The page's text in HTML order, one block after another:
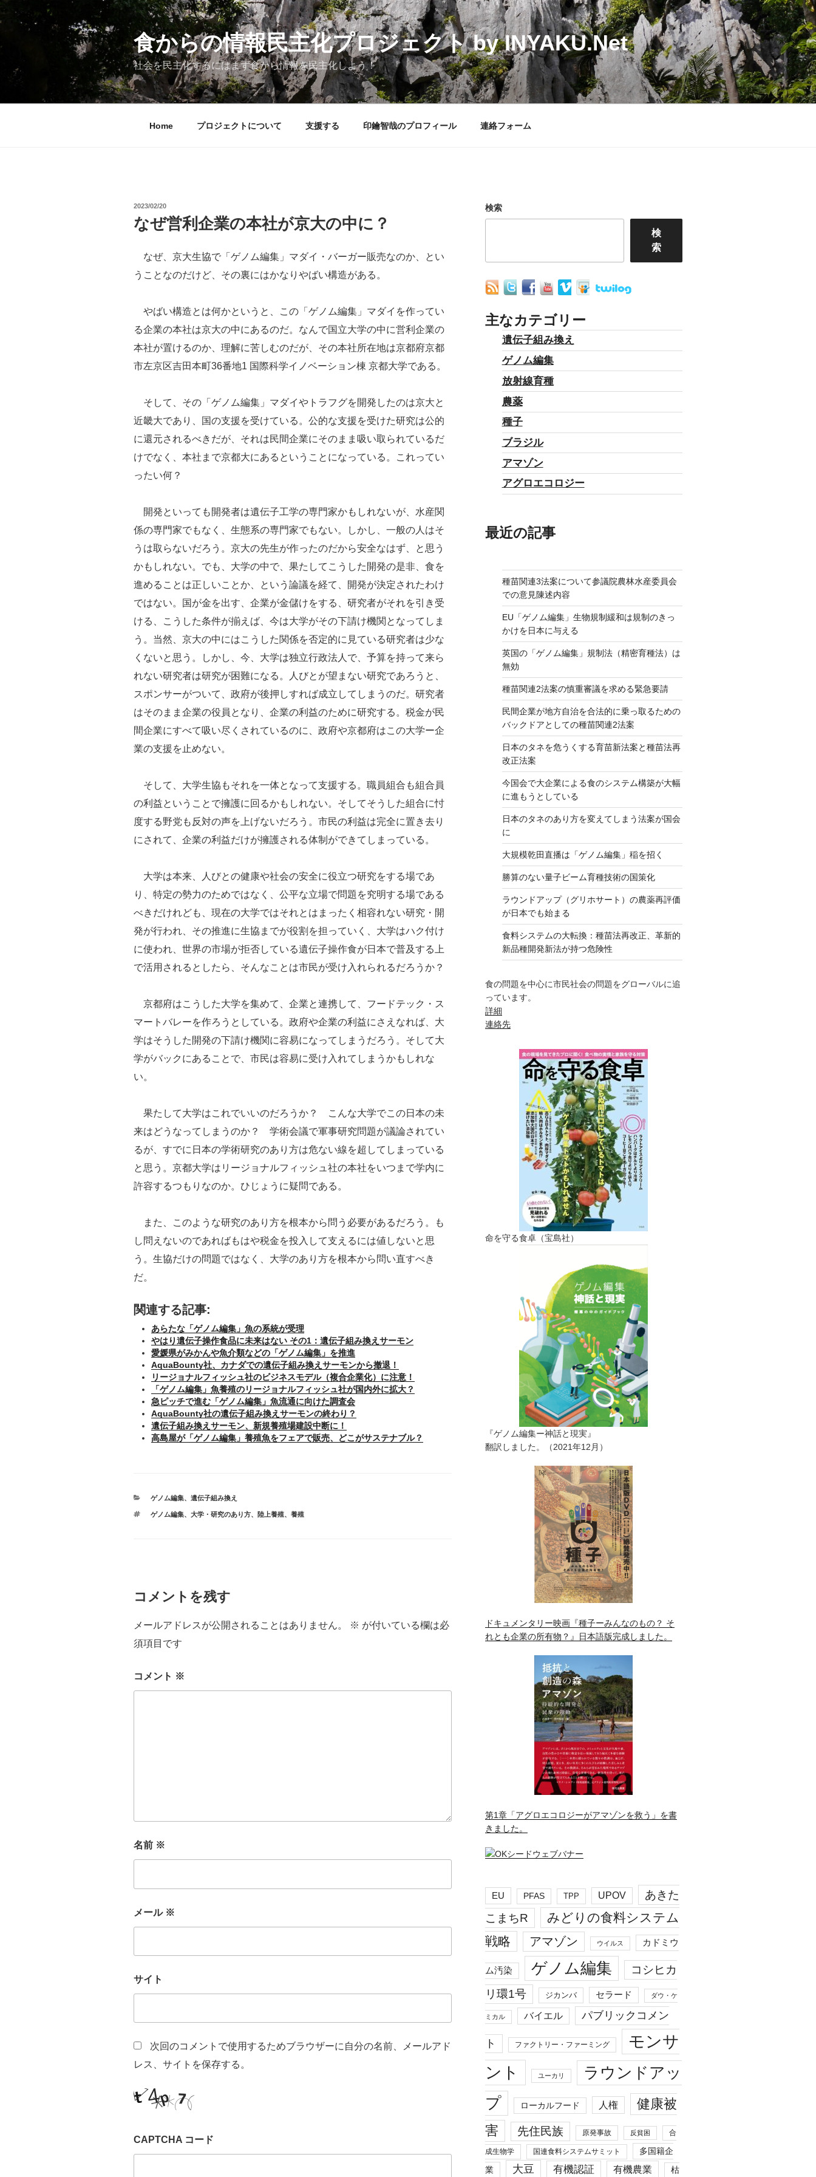
ン
ン
食からの情報民主化プロジェクト by INYAKU.Net
社会を民主化するにはまず食から情報を民主化しよう！
Home プロジェクトについて 支援する 印鑰智哉のプロフィール 連絡フォーム
投
稿
日:
2023/02/20
なぜ営利企業の本社が京大の中に？
なぜ、京大生協で「ゲノム編集」マダイ・バーガー販売なのか、とい
うことなのだけど、その裏にはかなりやばい構造がある。
やばい構造とは何かというと、この「ゲノム編集」マダイを作ってい
る企業の本社は京大の中にあるのだ。なんで国立大学の中に営利企業の
本社が置けるのか、理解に苦しむのだが、その本社所在地は京都府京都
市左京区吉田本町36番地1 国際科学イノベーション棟 京都大学である。
そして、その「ゲノム編集」マダイやトラフグを開発したのは京大と
近畿大であり、国の支援を受けている。公的な支援を受けた研究は公的
に還元されるべきだが、それは民間企業にそのまま吸い取られているだ
けでなく、本社まで京都大にあるということになっている。これってい
ったい何？
開発といっても開発者は遺伝子工学の専門家かもしれないが、水産関
係の専門家でもなく、生態系の専門家でもない。しかし、一般の人はそ
うは取らないだろう。京大の先生が作ったのだから安全なはず、と思う
かもしれない。でも、大学の中で、果たしてこうした開発の是非、食を
進めることは正しいことか、という論議を経て、開発が決定されたわけ
ではない。国が金を出す、企業が金儲けをする、研究者がそれを引き受
ける、こうした条件が揃えば、今は大学がその下請け機関となってしま
う。当然、京大の中にはこうした関係を否定的に見ている研究者は少な
くないと思う。しかし、今、大学は独立行政法人で、予算を持って来ら
れない研究者は研究が困難になる。人びとが望まない研究であろうと、
スポンサーがついて、政府が後押しすれば成立してしまうのだ。研究者
はそのまま企業の役員となり、企業の利益のために研究する。税金が民
間企業にすべて吸い尽くされているのに、政府や京都府はこの大学ー企
業の支援を止めない。
そして、大学生協もそれを一体となって支援する。職員組合も組合員
の利益ということで擁護に回るかもしれない。そしてそうした組合に忖
度する野党も反対の声を上げないだろう。市民の利益は完全に置き去り
にされて、企業の利益だけが擁護される体制ができてしまっている。
大学は本来、人びとの健康や社会の安全に役立つ研究をする場であ
り、特定の勢力のためではなく、公平な立場で問題を究明する場である
べきだけれども、現在の大学ではそれとはまったく相容れない研究・開
発が行われ、その推進に生協までが役割を担っていく、大学はハク付け
に使われ、世界の市場が拒否している遺伝子操作食が日本で普及する上
で活用されるとしたら、そんなことは市民が受け入れられるだろうか？
京都府はこうした大学を集めて、企業と連携して、フードテック・ス
マートバレーを作ろうとしている。政府や企業の利益にさえなれば、大
学はそうした開発の下請け機関に容易になってしまうだろう。そして大
学がバックにあることで、市民は容易に受け入れてしまうかもしれな
い。
果たして大学はこれでいいのだろうか？ こんな大学でこの日本の未
来はどうなってしまうのか？ 学術会議で軍事研究問題が議論されてい
るが、すでに日本の学術研究のあり方は危ない線を超してしまっている
と思う。京都大学はリージョナルフィッシュ社の本社をいつまで学内に
許容するつもりなのか。ひじょうに疑問である。
また、このような研究のあり方を根本から問う必要があるだろう。も
し問えないのであればもはや税金を投入して支えるには値しないと思
う。生協だけの問題ではなく、大学のあり方を根本から問い直すべき
だ。
関連する記事:
あらたな「ゲノム編集」魚の系統が受理
やはり遺伝子操作食品に未来はない その1：遺伝子組み換えサーモン
愛媛県がみかんや魚介類などの「ゲノム編集」を推進
AquaBounty社、カナダでの遺伝子組み換えサーモンから撤退！
リージョナルフィッシュ社のビジネスモデル（複合企業化）に注意！
「ゲノム編集」魚養殖のリージョナルフィッシュ社が国内外に拡大？
急ピッチで進む「ゲノム編集」魚流通に向けた調査会
AquaBounty社の遺伝子組み換えサーモンの終わり？
遺伝子組み換えサーモン、新規養殖場建設中断に！
高島屋が「ゲノム編集」養殖魚をフェアで販売、どこがサステナブル？
カ
ゴ
ゲノム編集、 遺伝子組み換え
タ
ゲノム編集、 大学・研究のあり方、 陸上養殖、 養殖
コメントを残す
メールアドレスが公開されることはありません。 ※ が付いている欄は必
須項目です
コメント ※
名前 ※
メール ※
サイト
次回のコメントで使用するためブラウザーに自分の名前、メールアド
レス、サイトを保存する。
CAPTCHA コード
検索
検
索
主なカテゴリー
遺伝子組み換え
ゲノム編集
放射線育種
農薬
種子
ブラジル
アマゾン
アグロエコロジー
最近の記事
種苗関連3法案について参議院農林水産委員会
での意見陳述内容
EU「ゲノム編集」生物規制緩和は規制のきっ
かけを日本に与える
英国の「ゲノム編集」規制法（精密育種法）は
無効
種苗関連2法案の慎重審議を求める緊急要請
民間企業が地方自治を合法的に乗っ取るための
バックドアとしての種苗関連2法案
日本のタネを危うくする育苗新法案と種苗法再
改正法案
今国会で大企業による食のシステム構築が大幅
に進もうとしている
日本のタネのあり方を変えてしまう法案が国会
に
大規模乾田直播は「ゲノム編集」稲を招く
勝算のない量子ビーム育種技術の国策化
ラウンドアップ（グリホサート）の農薬再評価
が日本でも始まる
食料システムの大転換：種苗法再改正、革新的
新品種開発新法が持つ危険性
食の問題を中心に市民社会の問題をグローバルに追
っています。
詳細
連絡先
命を守る食卓（宝島社）
『ゲノム編集ー神話と現実』
翻訳しました。（2021年12月）
ドキュメンタリー映画『種子ーみんなのもの？ そ
れとも企業の所有物？』日本語版完成しました。
第1章「アグロエコロジーがアマゾンを救う」を書
きました。
EU PFAS TPP UPOV
あきた
こまちR
みどりの食料システム
戦略
アマゾン ウイルス カドミウ
ム汚染 ゲノム編集
コシヒカ
リ環1号
ジカンバ セラード ダウ・ケ
ミカル バイエル パブリックコメン
ト ファクトリー・ファーミング
モンサ
ント
ユーカリ
ラウンドアッ
プ
ローカルフード 人権
健康被
害
先住民族 原発事故 反貧困 合
成生物学 国連食料システムサミット
多国籍企
業
大豆 有機認証 有機農業 枯